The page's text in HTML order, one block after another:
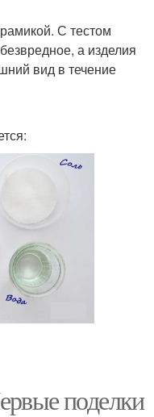
С тестом
а изделия
вид в течение
поделки